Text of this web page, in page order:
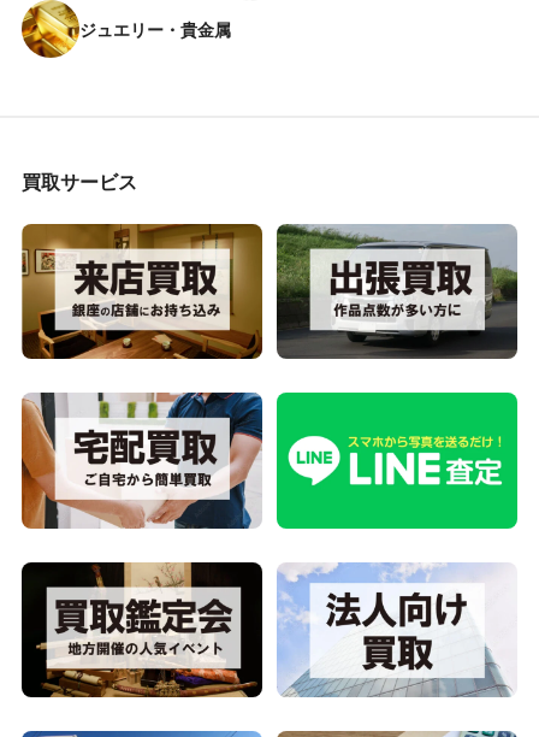
ジュエリー・貴金属
買取サービス